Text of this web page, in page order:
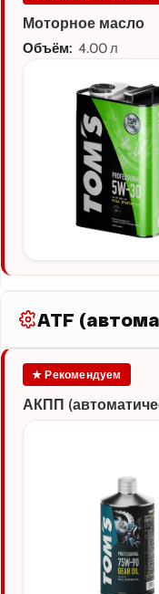
Моторное масло
Объём: 4.00 л
ATF
★ Рекомендуем
АКПП